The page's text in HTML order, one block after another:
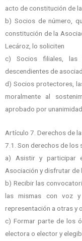
acto de constitución de
b) Socios de número,
constitución de la
Lecároz, lo soliciten
c) Socios filiales, las
descendientes de
d) Socios protectores,
moralmente al
aprobado por
Artículo 7. Derechos de
7.1. Son derechos de los
a) Asistir y participar
Asociación y disfrutar de
b) Recibir las
las mismas con voz
representación a otras y
c) Formar parte de los
electora o elector y